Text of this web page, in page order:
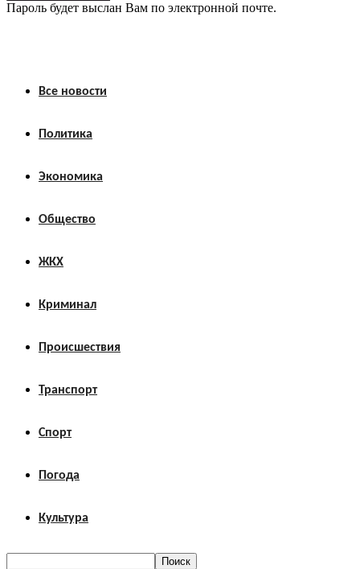
Пароль будет выслан Вам по электронной почте.
Все новости
Политика
Экономика
Общество
ЖКХ
Криминал
Происшествия
Транспорт
Спорт
Погода
Культура